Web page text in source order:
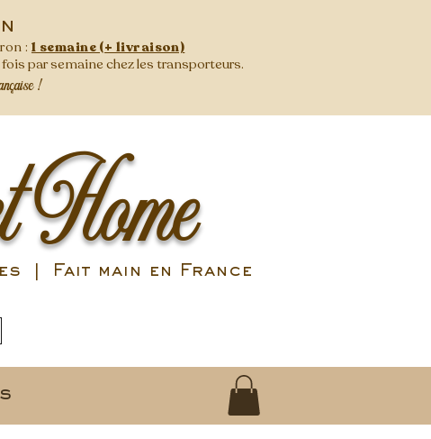
: 1 semaine (+ livraison)
par semaine chez les transporteurs.
!
| Fait main en France